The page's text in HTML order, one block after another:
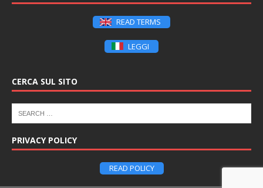
READ TERMS
LEGGI
CERCA SUL SITO
PRIVACY POLICY
READ POLICY